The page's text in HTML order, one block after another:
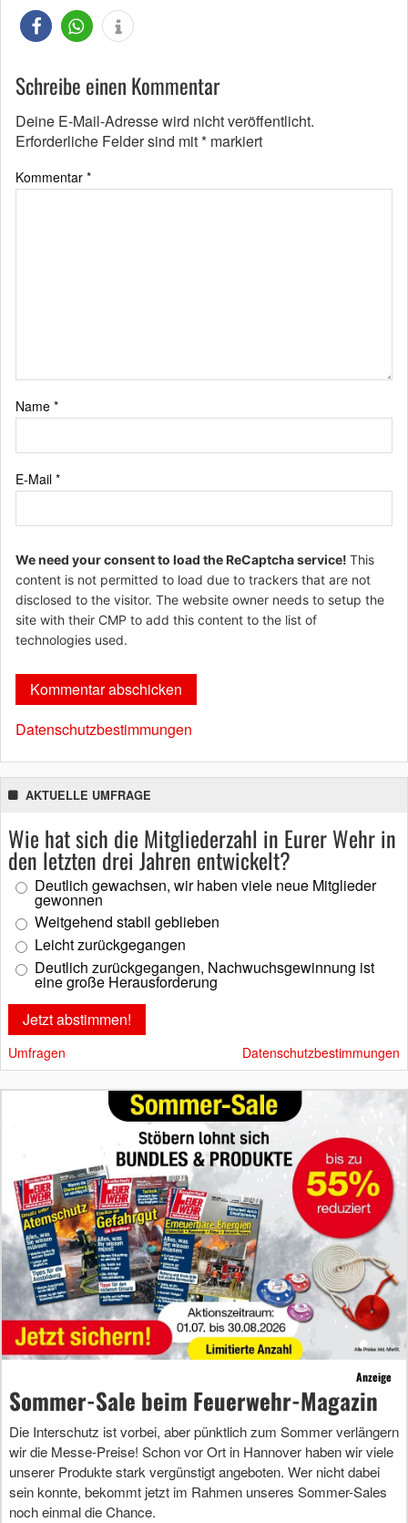
Schreibe einen Kommentar
Deine E-Mail-Adresse wird nicht veröffentlicht.
Erforderliche Felder sind mit* markiert
Kommentar *
Name *
E-Mail *
We need your consent to load the ReCaptcha service! This
content is not permitted to load due to trackers that are not
disclosed to the visitor. The website owner needs to setup the
site with their CMP to add this content to the list of
technologies used.
Datenschutzbestimmungen
AKTUELLE UMFRAGE
Wie hat sich die Mitgliederzahl in Eurer Wehr in
den letzten drei Jahren entwickelt?
Deutlich gewachsen, wir haben viele neue Mitglieder
gewonnen
Weitgehend stabil geblieben
Leicht zurückgegangen
Deutlich zurückgegangen, Nachwuchsgewinnung ist
eine große Herausforderung
Umfragen Datenschutzbestimmungen
Anzeige
Sommer-Sale beim Feuerwehr-Magazin
Die Interschutz ist vorbei, aber pünktlich zum Sommer verlängern
wir die Messe-Preise! Schon vor Ort in Hannover haben wir viele
unserer Produkte stark vergünstigt angeboten. Wer nicht dabei
sein konnte, bekommt jetzt im Rahmen unseres Sommer-Sales
noch einmal die Chance.